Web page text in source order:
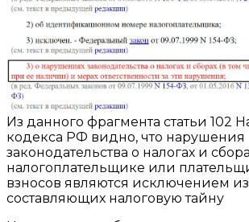
Из данного фрагмента статьи 102
кодекса РФ видно, что нарушения
законодательства о налогах и
налогоплательщике или
взносов являются исключением
составляющих налоговую тайну